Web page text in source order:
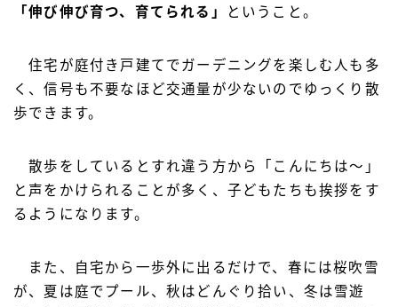
「伸び伸び育つ、育てられる」
ということ。
住宅が庭付き戸建てでガーデニングを楽しむ人も多
く、信号も不要なほど交通量が少ないのでゆっくり散
歩できます。
散歩をしているとすれ違う方から「こんにちは～」
と声をかけられることが多く、子どもたちも挨拶をす
るようになります。
また、自宅から一歩外に出るだけで、春には桜吹雪
が、夏は庭でプール、秋はどんぐり拾い、冬は雪遊